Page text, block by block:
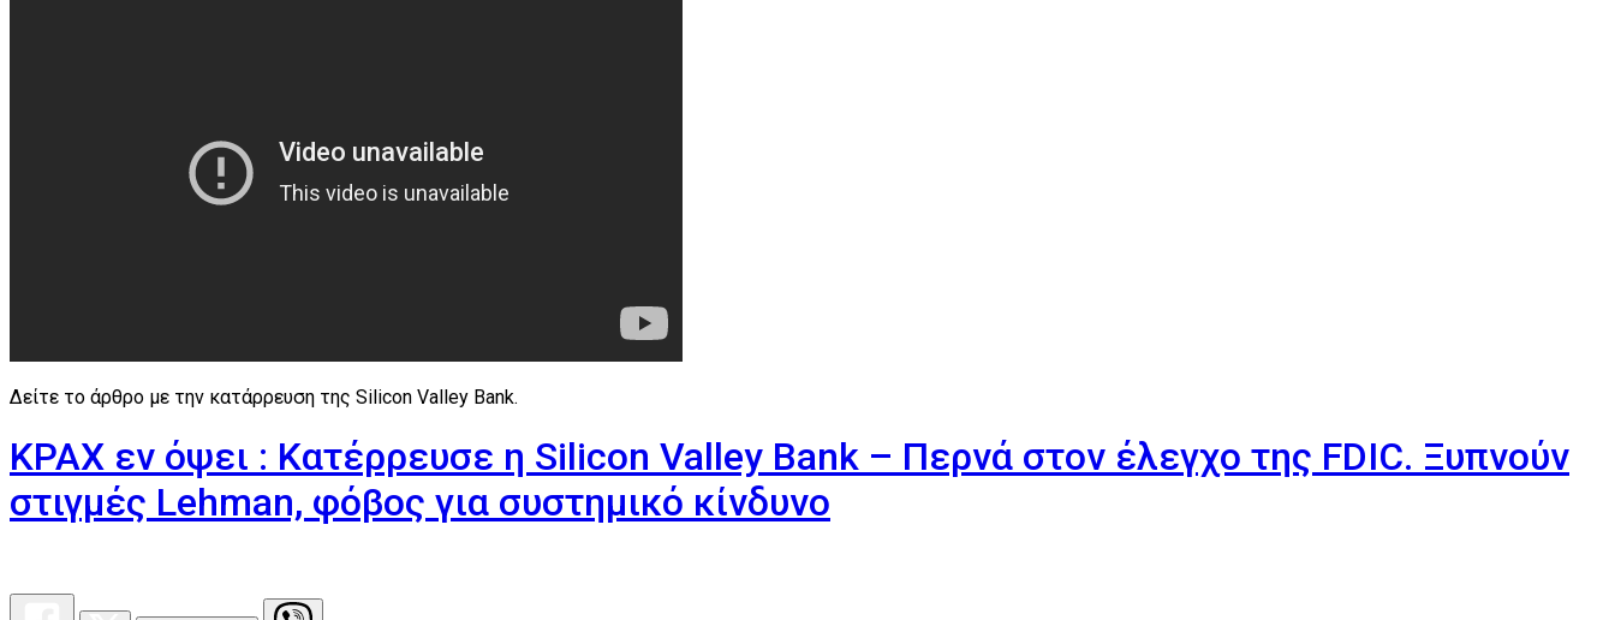
Δείτε το άρθρο με την κατάρρευση της Silicon Valley Bank.
ΚΡΑΧ εν όψει : Κατέρρευσε η Silicon Valley Bank – Περνά στον έλεγχο της FDIC. Ξυπνούν
στιγμές Lehman, φόβος για συστημικό κίνδυνο